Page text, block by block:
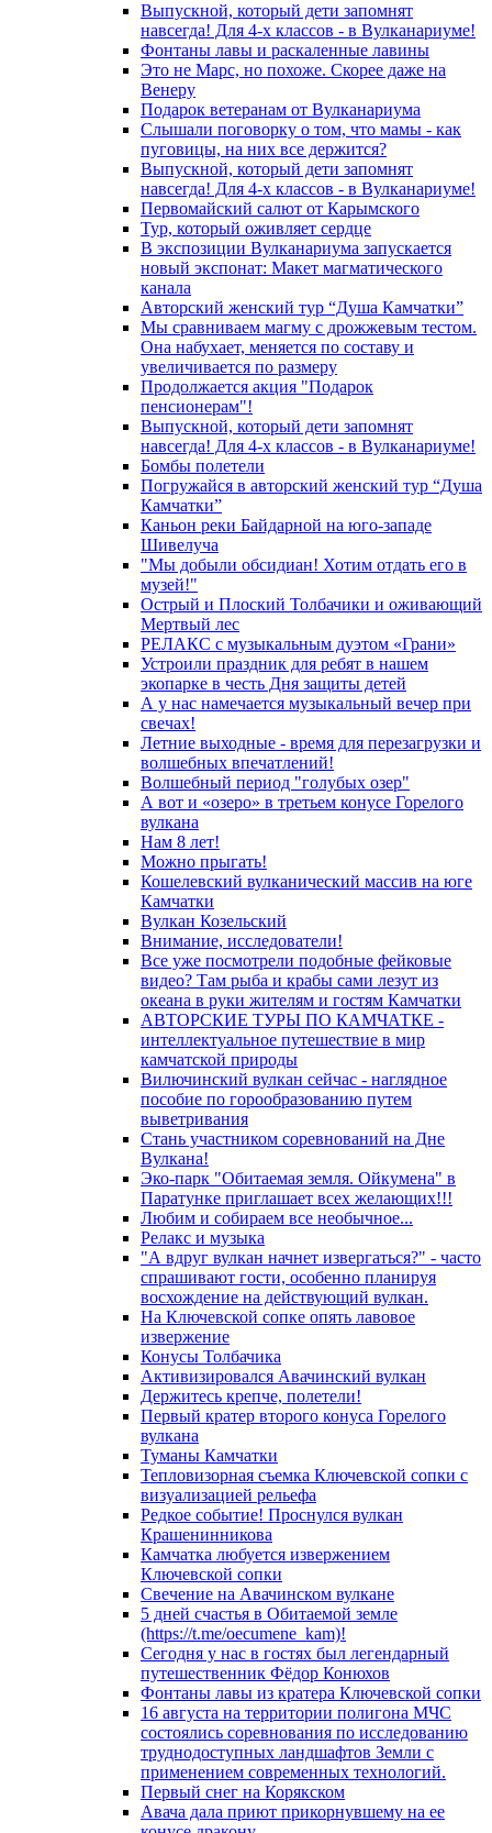
Выпускной, который дети запомнят
навсегда! Для 4-х классов - в Вулканариуме!
Фонтаны лавы и раскаленные лавины
Это не Марс, но похоже. Скорее даже на
Венеру
Подарок ветеранам от Вулканариума
Слышали поговорку о том, что мамы - как
пуговицы, на них все держится?
Выпускной, который дети запомнят
навсегда! Для 4-х классов - в Вулканариуме!
Первомайский салют от Карымского
Тур, который оживляет сердце
В экспозиции Вулканариума запускается
новый экспонат: Макет магматического
канала
Авторский женский тур “Душа Камчатки”
Мы сравниваем магму с дрожжевым тестом.
Она набухает, меняется по составу и
увеличивается по размеру
Продолжается акция "Подарок
пенсионерам"!
Выпускной, который дети запомнят
навсегда! Для 4-х классов - в Вулканариуме!
Бомбы полетели
Погружайся в авторский женский тур “Душа
Камчатки”
Каньон реки Байдарной на юго-западе
Шивелуча
"Мы добыли обсидиан! Хотим отдать его в
музей!"
Острый и Плоский Толбачики и оживающий
Мертвый лес
РЕЛАКС с музыкальным дуэтом «Грани»
Устроили праздник для ребят в нашем
экопарке в честь Дня защиты детей
А у нас намечается музыкальный вечер при
свечах!
Летние выходные - время для перезагрузки и
волшебных впечатлений!
Волшебный период "голубых озер"
А вот и «озеро» в третьем конусе Горелого
вулкана
Нам 8 лет!
Можно прыгать!
Кошелевский вулканический массив на юге
Камчатки
Вулкан Козельский
Внимание, исследователи!
Все уже посмотрели подобные фейковые
видео? Там рыба и крабы сами лезут из
океана в руки жителям и гостям Камчатки
АВТОРСКИЕ ТУРЫ ПО КАМЧАТКЕ -
интеллектуальное путешествие в мир
камчатской природы
Вилючинский вулкан сейчас - наглядное
пособие по горообразованию путем
выветривания
Стань участником соревнований на Дне
Вулкана!
Эко-парк "Обитаемая земля. Ойкумена" в
Паратунке приглашает всех желающих!!!
Любим и собираем все необычное...
Релакс и музыка
"А вдруг вулкан начнет извергаться?" - часто
спрашивают гости, особенно планируя
восхождение на действующий вулкан.
На Ключевской сопке опять лавовое
извержение
Конусы Толбачика
Активизировался Авачинский вулкан
Держитесь крепче, полетели!
Первый кратер второго конуса Горелого
вулкана
Туманы Камчатки
Тепловизорная съемка Ключевской сопки с
визуализацией рельефа
Редкое событие! Проснулся вулкан
Крашенинникова
Камчатка любуется извержением
Ключевской сопки
Свечение на Авачинском вулкане
5 дней счастья в Обитаемой земле
(https://t.me/oecumene_kam)!
Сегодня у нас в гостях был легендарный
путешественник Фёдор Конюхов
Фонтаны лавы из кратера Ключевской сопки
16 августа на территории полигона МЧС
состоялись соревнования по исследованию
труднодоступных ландшафтов Земли с
применением современных технологий.
Первый снег на Корякском
Авача дала приют прикорнувшему на ее